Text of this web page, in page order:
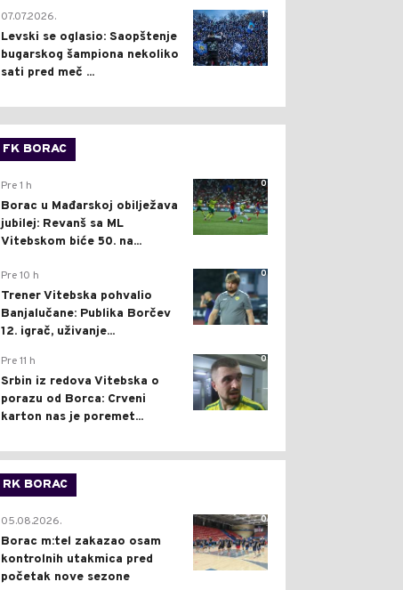
1
07.07.2026.
Levski se oglasio: Saopštenje
bugarskog šampiona nekoliko
sati pred meč ...
FK BORAC
0
Pre 1 h
Borac u Mađarskoj obilježava
jubilej: Revanš sa ML
Vitebskom biće 50. na...
0
Pre 10 h
Trener Vitebska pohvalio
Banjalučane: Publika Borčev
12. igrač, uživanje...
0
Pre 11 h
Srbin iz redova Vitebska o
porazu od Borca: Crveni
karton nas je poremet...
RK BORAC
0
05.08.2026.
Borac m:tel zakazao osam
kontrolnih utakmica pred
početak nove sezone